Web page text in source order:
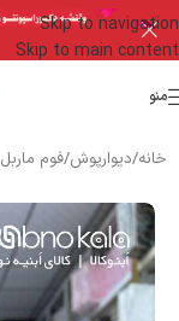
Skip to navigation
Skip to main content
منو
خانه/دیوارپوش/فوم ماربل